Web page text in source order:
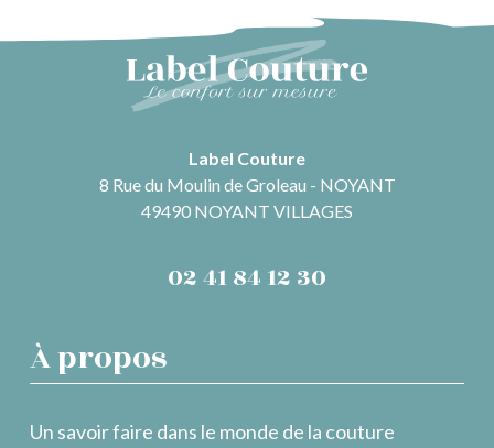
Label Couture
8 Rue du Moulin de Groleau - NOYANT
49490 NOYANT VILLAGES
02 41 84 12 30
À propos
Un savoir faire dans le monde de la couture